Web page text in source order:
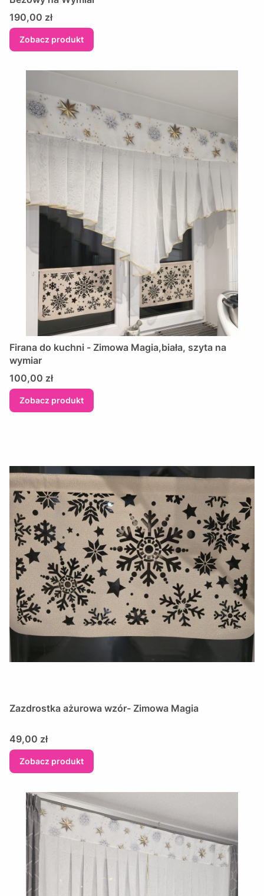
Cena
190,00 zł
Zobacz produkt
Firana do kuchni - Zimowa Magia,biała, szyta na
wymiar
Cena
100,00 zł
Zobacz produkt
Zazdrostka ażurowa wzór- Zimowa Magia
Cena
49,00 zł
Zobacz produkt